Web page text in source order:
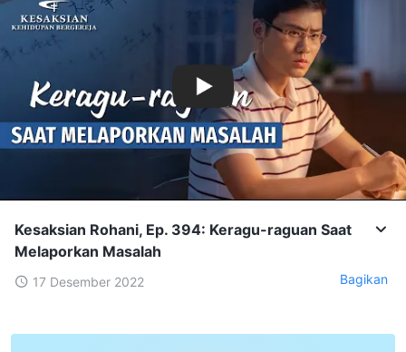
Kesaksian Rohani, Ep. 394: Keragu-raguan Saat
Melaporkan Masalah
17 Desember 2022 Bagikan